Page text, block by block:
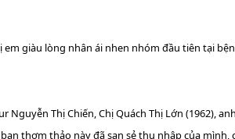
giàu lòng nhân ái nhen nhóm đầu tiên tại
Nguyễn Thị Chiến, Chị Quách Thị Lớn
thơm thảo này đã san sẻ thu nhập của